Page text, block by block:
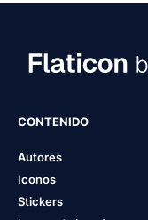
CONTENIDO
Autores
Iconos
Stickers